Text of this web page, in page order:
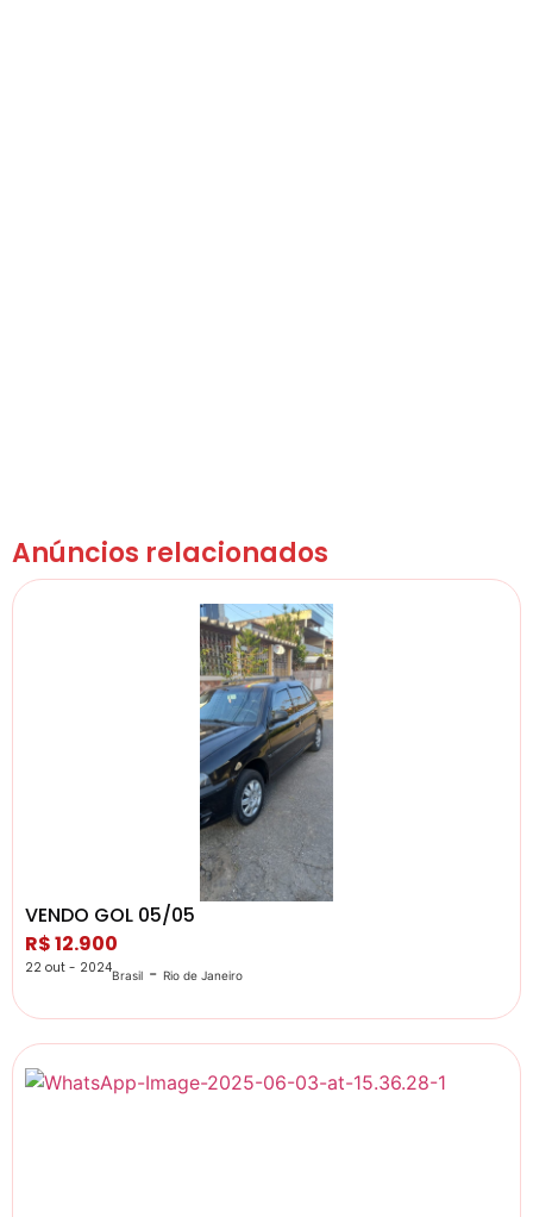
Anúncios relacionados
VENDO GOL 05/05
R$ 12.900
22 out - 2024Brasil - Rio de Janeiro